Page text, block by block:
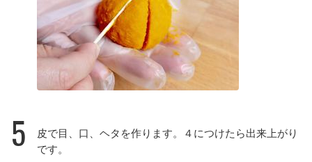
5
皮で目、口、ヘタを作ります。４につけたら出来上がり
です。